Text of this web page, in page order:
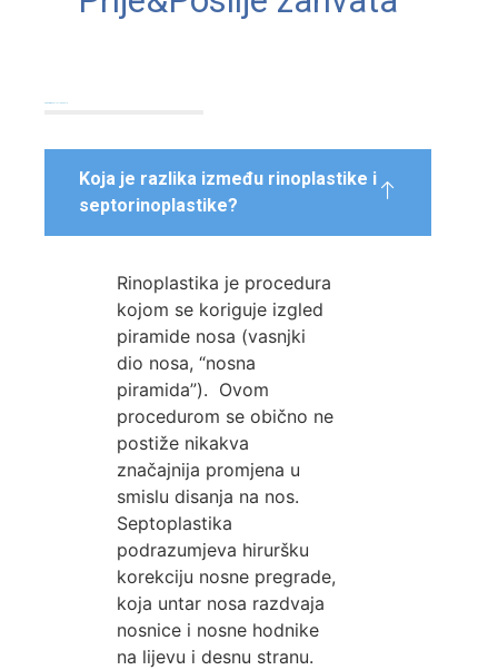
Koja je razlika između rinoplastike i
septorinoplastike?
Rinoplastika je procedura
kojom se koriguje izgled
piramide nosa (vasnjki
dio nosa, “nosna
piramida”). Ovom
procedurom se obično ne
postiže nikakva
značajnija promjena u
smislu disanja na nos.
Septoplastika
podrazumjeva hiruršku
korekciju nosne pregrade,
koja untar nosa razdvaja
nosnice i nosne hodnike
na lijevu i desnu stranu.